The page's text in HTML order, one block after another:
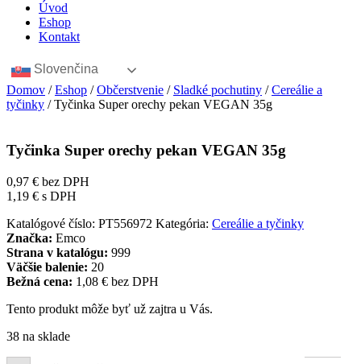
Úvod
Eshop
Kontakt
Slovenčina
Domov /Eshop /Občerstvenie / Sladké pochutiny /Cereálie a
tyčinky / Tyčinka Super orechy pekan VEGAN 35g
Tyčinka Super orechy pekan VEGAN 35g
0,97 € bez DPH
1,19 € s DPH
Katalógové číslo: PT556972 Kategória: Cereálie a tyčinky
Značka: Emco
Strana v katalógu: 999
Väčšie balenie: 20
Bežná cena: 1,08 € bez DPH
Tento produkt môže byť už zajtra u Vás.
38 na sklade